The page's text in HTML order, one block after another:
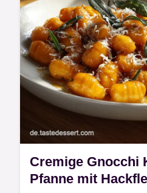
Cremige Gnocchi
Pfanne mit